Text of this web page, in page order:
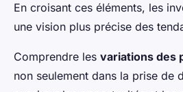
En croisant ces éléments, les
une vision plus précise des
Comprendre les variations des
non seulement dans la prise de